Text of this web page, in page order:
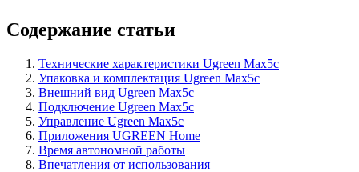
Содержание статьи
Технические характеристики Ugreen Max5c
Упаковка и комплектация Ugreen Max5c
Внешний вид Ugreen Max5c
Подключение Ugreen Max5c
Управление Ugreen Max5c
Приложения UGREEN Home
Время автономной работы
Впечатления от использования